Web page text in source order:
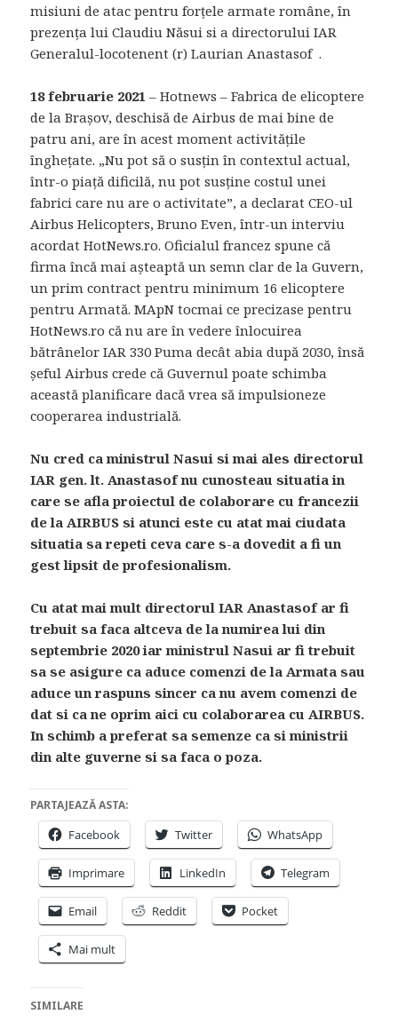
misiuni de atac pentru forţele armate române, în
prezenţa lui Claudiu Năsui si a directorului IAR
Generalul-locotenent (r) Laurian Anastasof .
18 februarie 2021 – Hotnews – Fabrica de elicoptere
de la Brașov, deschisă de Airbus de mai bine de
patru ani, are în acest moment activitățile
înghețate. „Nu pot să o susțin în contextul actual,
într-o piață dificilă, nu pot susține costul unei
fabrici care nu are o activitate”, a declarat CEO-ul
Airbus Helicopters, Bruno Even, într-un interviu
acordat HotNews.ro. Oficialul francez spune că
firma încă mai așteaptă un semn clar de la Guvern,
un prim contract pentru minimum 16 elicoptere
pentru Armată. MApN tocmai ce precizase pentru
HotNews.ro că nu are în vedere înlocuirea
bătrânelor IAR 330 Puma decât abia după 2030, însă
șeful Airbus crede că Guvernul poate schimba
această planificare dacă vrea să impulsioneze
cooperarea industrială.
Nu cred ca ministrul Nasui si mai ales directorul
IAR gen. lt. Anastasof nu cunosteau situatia in
care se afla proiectul de colaborare cu francezii
de la AIRBUS si atunci este cu atat mai ciudata
situatia sa repeti ceva care s-a dovedit a fi un
gest lipsit de profesionalism.
Cu atat mai mult directorul IAR Anastasof ar fi
trebuit sa faca altceva de la numirea lui din
septembrie 2020 iar ministrul Nasui ar fi trebuit
sa se asigure ca aduce comenzi de la Armata sau
aduce un raspuns sincer ca nu avem comenzi de
dat si ca ne oprim aici cu colaborarea cu AIRBUS.
In schimb a preferat sa semenze ca si ministrii
din alte guverne si sa faca o poza.
PARTAJEAZĂ ASTA:
Facebook Twitter WhatsApp
Imprimare LinkedIn Telegram
Email Reddit Pocket
Mai mult
SIMILARE